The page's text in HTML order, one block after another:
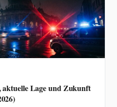
Lage und Zukunft